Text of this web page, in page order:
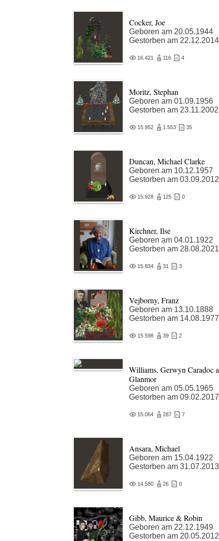
Cocker, Joe
Geboren am 20.05.1944
Gestorben am 22.12.2014
16.421 116 4
Moritz, Stephan
Geboren am 01.09.1956
Gestorben am 23.11.2002
15.952 1.553 35
Duncan, Michael Clarke
Geboren am 10.12.1957
Gestorben am 03.09.2012
15.928 125 0
Kirchner, Ilse
Geboren am 04.01.1922
Gestorben am 28.08.2021
15.834 31 3
Vejborny, Franz
Geboren am 13.10.1888
Gestorben am 14.08.1977
15.598 39 2
Williams, Gerwyn Caradoc
Glanmor
Geboren am 05.05.1965
Gestorben am 09.02.2017
15.064 287 7
Ansara, Michael
Geboren am 15.04.1922
Gestorben am 31.07.2013
14.580 26 0
Gibb, Maurice & Robin
Geboren am 22.12.1949
Gestorben am 20.05.2012